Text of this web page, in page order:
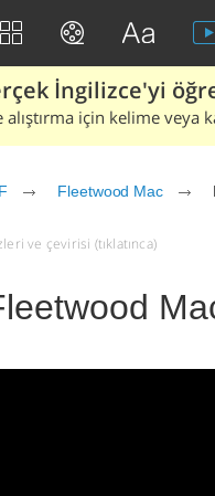
İngilizce'yi
için kelime veya
F Fleetwood Mac
ve çevirisi (tıklatınca)